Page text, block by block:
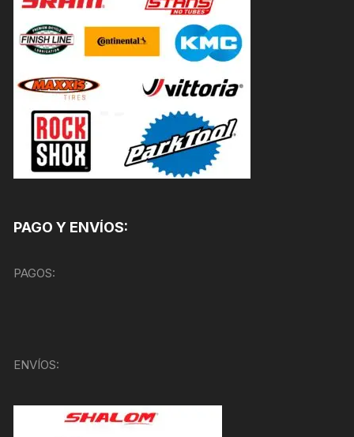
PAGO Y ENVÍOS:
PAGOS:
ENVÍOS: